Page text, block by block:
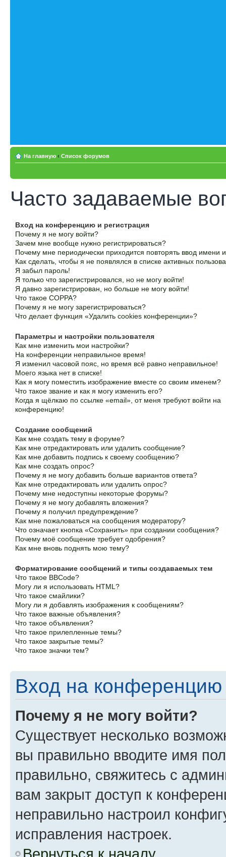
На главную ‹ Список форумов
Часто задаваемые
Вход на конференцию и регистрация
Почему я не могу войти?
Зачем мне вообще нужно регистрироваться?
Почему мне периодически приходится повторять ввод имени
Как сделать, чтобы я не появлялся в списке активных
Я забыл пароль!
Я только что зарегистрировался, но не могу войти!
Я давно зарегистрирован, но больше не могу войти!
Что такое COPPA?
Почему я не могу зарегистрироваться?
Что делает функция «Удалить cookies конференции»?
Параметры и настройки пользователя
Как мне изменить мои настройки?
На конференции неправильное время!
Я изменил часовой пояс, но время всё равно неправильное!
Моего языка нет в списке!
Как я могу поместить изображение вместе со своим именем?
Что такое звание и как я могу изменить его?
Когда я щёлкаю по ссылке «email», от меня требуют войти на
конференцию!
Создание сообщений
Как мне создать тему в форуме?
Как мне отредактировать или удалить сообщение?
Как мне добавить подпись к своему сообщению?
Как мне создать опрос?
Почему я не могу добавить больше вариантов ответа?
Как мне отредактировать или удалить опрос?
Почему мне недоступны некоторые форумы?
Почему я не могу добавлять вложения?
Почему я получил предупреждение?
Как мне пожаловаться на сообщения модератору?
Что означает кнопка «Сохранить» при создании сообщения?
Почему моё сообщение требует одобрения?
Как мне вновь поднять мою тему?
Форматирование сообщений и типы создаваемых тем
Что такое BBCode?
Могу ли я использовать HTML?
Что такое смайлики?
Могу ли я добавлять изображения к сообщениям?
Что такое важные объявления?
Что такое объявления?
Что такое прилепленные темы?
Что такое закрытые темы?
Что такое значки тем?
Вход на конференцию
Почему я не могу войти?
Существует несколько
вы правильно вводите имя
правильно, свяжитесь с
вам закрыт доступ к
неправильно настроил
исправления настроек.